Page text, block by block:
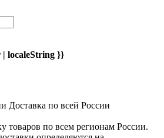
localeString }}
Доставка по всей России
товаров по всем регионам России.